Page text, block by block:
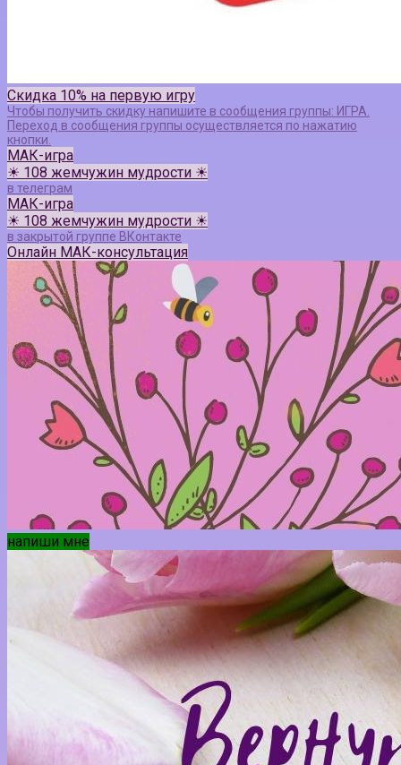
Скидка 10% на первую игру
Чтобы получить скидку напишите в сообщения группы: ИГРА.
Переход в сообщения группы осуществляется по нажатию
кнопки.
МАК-игра
☀ 108 жемчужин мудрости ☀
в телеграм
МАК-игра
☀ 108 жемчужин мудрости ☀
в закрытой группе ВКонтакте
Онлайн МАК-консультация
напиши мне